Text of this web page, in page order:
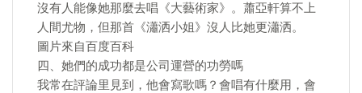
沒有人能像她那麼去唱《大藝術家》。蕭亞軒算不上
人間尤物，但那首《瀟洒小姐》沒人比她更瀟洒。
圖片來自百度百科
四、她們的成功都是公司運營的功勞嗎
我常在評論里見到，他會寫歌嗎？會唱有什麼用，會